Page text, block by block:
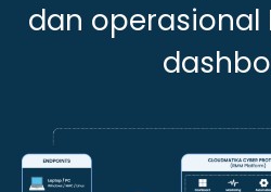
dan operasional